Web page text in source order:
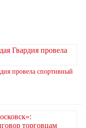
провела спортивный